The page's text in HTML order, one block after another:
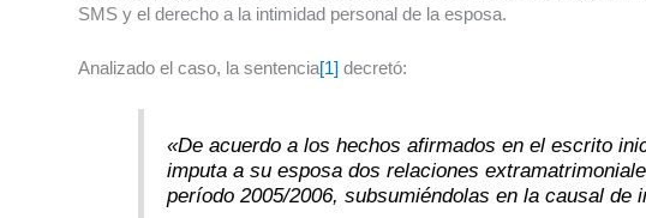
SMS y el derecho a la intimidad personal de la esposa.
Analizado el caso, la sentencia[1] decretó:
«De acuerdo a los hechos afirmados en el escrito
imputa a su esposa dos relaciones
período 2005/2006, subsumiéndolas en la causal de